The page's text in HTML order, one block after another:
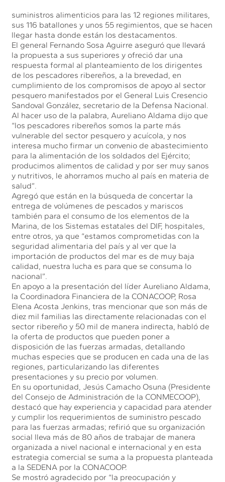
suministros alimenticios para las 12 regiones militares,
sus 116 batallones y unos 55 regimientos, que se hacen
llegar hasta donde están los destacamentos.
El general Fernando Sosa Aguirre aseguró que llevará
la propuesta a sus superiores y ofreció dar una
respuesta formal al planteamiento de los dirigentes
de los pescadores ribereños, a la brevedad, en
cumplimiento de los compromisos de apoyo al sector
pesquero manifestados por el General Luis Cresencio
Sandoval González, secretario de la Defensa Nacional.
Al hacer uso de la palabra, Aureliano Aldama dijo que
“los pescadores ribereños somos la parte más
vulnerable del sector pesquero y acuícola, y nos
interesa mucho firmar un convenio de abastecimiento
para la alimentación de los soldados del Ejército;
producimos alimentos de calidad y por ser muy sanos
y nutritivos, le ahorramos mucho al país en materia de
salud”.
Agregó que están en la búsqueda de concertar la
entrega de volúmenes de pescados y mariscos
también para el consumo de los elementos de la
Marina, de los Sistemas estatales del DIF, hospitales,
entre otros, ya que “estamos comprometidas con la
seguridad alimentaria del país y al ver que la
importación de productos del mar es de muy baja
calidad, nuestra lucha es para que se consuma lo
nacional”.
En apoyo a la presentación del líder Aureliano Aldama,
la Coordinadora Financiera de la CONACOOP, Rosa
Elena Acosta Jenkins, tras mencionar que son más de
diez mil familias las directamente relacionadas con el
sector ribereño y 50 mil de manera indirecta, habló de
la oferta de productos que pueden poner a
disposición de las fuerzas armadas, detallando
muchas especies que se producen en cada una de las
regiones, particularizando las diferentes
presentaciones y su precio por volumen.
En su oportunidad, Jesús Camacho Osuna (Presidente
del Consejo de Administración de la CONMECOOP),
destacó que hay experiencia y capacidad para atender
y cumplir los requerimientos de suministro pescado
para las fuerzas armadas; refirió que su organización
social lleva más de 80 años de trabajar de manera
organizada a nivel nacional e internacional y en esta
estrategia comercial se suma a la propuesta planteada
a la SEDENA por la CONACOOP.
Se mostró agradecido por “la preocupación y